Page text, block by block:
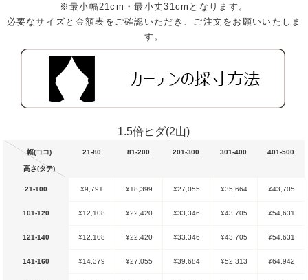
※最小幅21cm・最小丈31cmとなります。
必要なサイズと金額表をご確認いただき、ご注文をお願いいたしま
す。
1.5倍ヒダ(2山)
幅(ヨコ)
高さ(タテ)
21-80 81-200 201-300 301-400 401-500
21-100 ¥9,791 ¥18,399 ¥27,055 ¥35,664 ¥43,705
101-120 ¥12,108 ¥22,420 ¥33,346 ¥43,705 ¥54,631
121-140 ¥12,108 ¥22,420 ¥33,346 ¥43,705 ¥54,631
141-160 ¥14,379 ¥27,055 ¥39,684 ¥52,313 ¥64,942